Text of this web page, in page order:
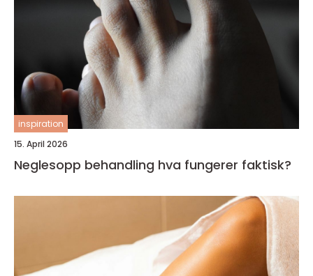
inspiration
15. April 2026
Neglesopp behandling hva fungerer faktisk?